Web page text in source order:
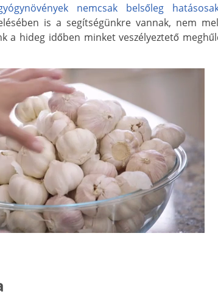
nemcsak belsőleg
is a segítségünkre vannak, nem
a hideg időben minket veszélyeztető